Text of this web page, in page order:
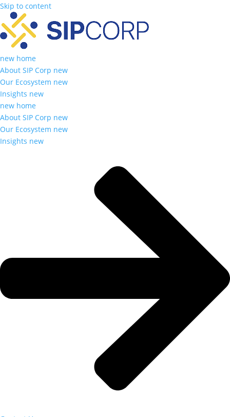
Skip to content
new home
About SIP Corp new
Our Ecosystem new
Insights new
new home
About SIP Corp new
Our Ecosystem new
Insights new